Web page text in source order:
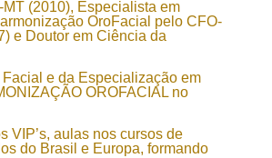
(2010), Especialista em
OroFacial pelo CFO-
e Doutor em Ciência da
e da Especialização em
OROFACIAL no
VIP’s, aulas nos cursos de
do Brasil e Europa, formando